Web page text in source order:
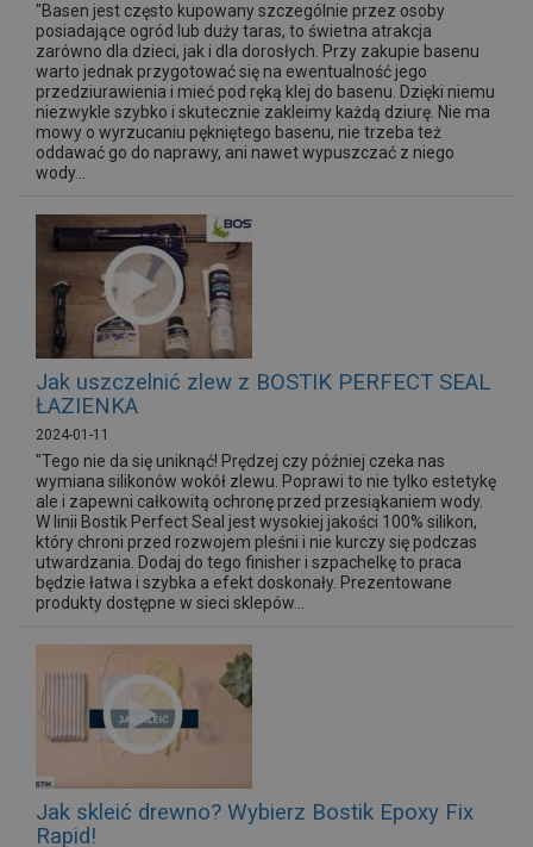
"Basen jest często kupowany szczególnie przez osoby
posiadające ogród lub duży taras, to świetna atrakcja
zarówno dla dzieci, jak i dla dorosłych. Przy zakupie basenu
warto jednak przygotować się na ewentualność jego
przedziurawienia i mieć pod ręką klej do basenu. Dzięki niemu
niezwykle szybko i skutecznie zakleimy każdą dziurę. Nie ma
mowy o wyrzucaniu pękniętego basenu, nie trzeba też
oddawać go do naprawy, ani nawet wypuszczać z niego
wody...
Jak uszczelnić zlew z BOSTIK PERFECT SEAL
ŁAZIENKA
2024-01-11
"Tego nie da się uniknąć! Prędzej czy później czeka nas
wymiana silikonów wokół zlewu. Poprawi to nie tylko estetykę
ale i zapewni całkowitą ochronę przed przesiąkaniem wody.
W linii Bostik Perfect Seal jest wysokiej jakości 100% silikon,
który chroni przed rozwojem pleśni i nie kurczy się podczas
utwardzania. Dodaj do tego finisher i szpachelkę to praca
będzie łatwa i szybka a efekt doskonały. Prezentowane
produkty dostępne w sieci sklepów...
Jak skleić drewno? Wybierz Bostik Epoxy Fix
Rapid!